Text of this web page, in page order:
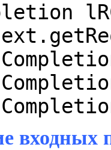
входных